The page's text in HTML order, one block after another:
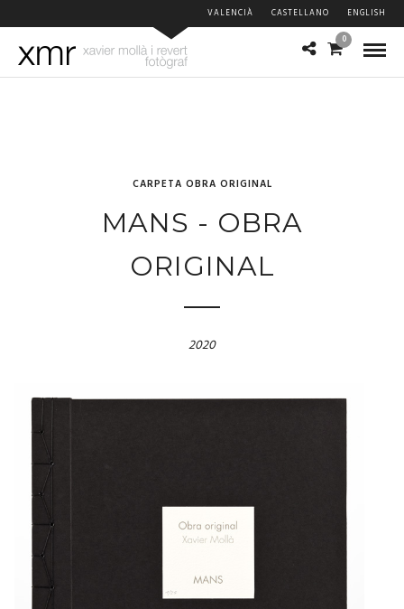
VALENCIÀ CASTELLANO ENGLISH
0
CARPETA OBRA ORIGINAL
MANS - OBRA
ORIGINAL
2020